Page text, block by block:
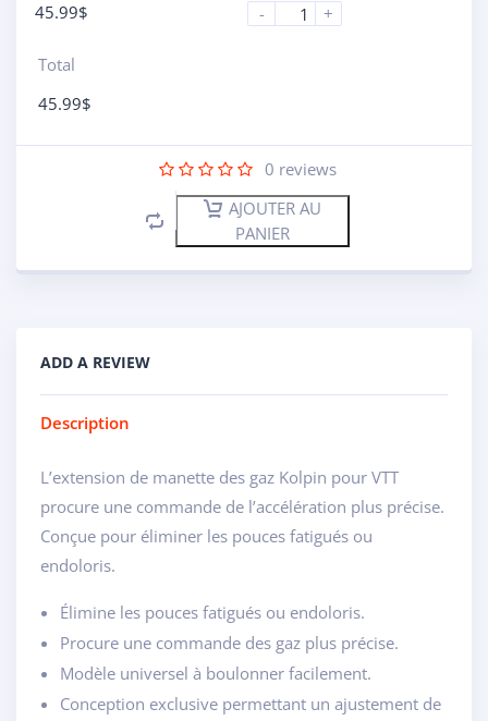
45.99$
-
+
Total
45.99$
0 reviews
AJOUTER AU
PANIER
ADD A REVIEW
Description
L’extension de manette des gaz Kolpin pour VTT
procure une commande de l’accélération plus précise.
Conçue pour éliminer les pouces fatigués ou
endoloris.
Élimine les pouces fatigués ou endoloris.
Procure une commande des gaz plus précise.
Modèle universel à boulonner facilement.
Conception exclusive permettant un ajustement de